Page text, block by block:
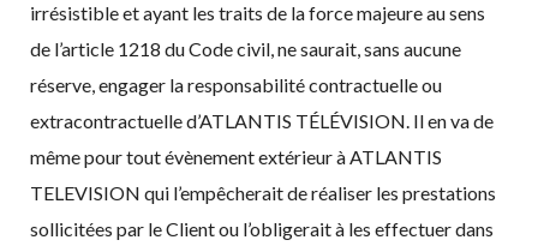
irrésistible et ayant les traits de la force majeure au sens
de l’article 1218 du Code civil, ne saurait, sans aucune
réserve, engager la responsabilité contractuelle ou
extracontractuelle d’ATLANTIS TÉLÉVISION. Il en va de
même pour tout évènement extérieur à ATLANTIS
TELEVISION qui l’empêcherait de réaliser les prestations
sollicitées par le Client ou l’obligerait à les effectuer dans